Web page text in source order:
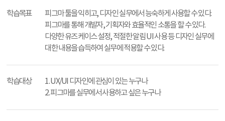
학습목표
피그마 툴을 익히고, 디자인 실무에서 능숙하게 사용할 수 있다.
피그마를 통해 개발자, 기획자와 효율적인 소통을 할 수 있다.
다양한 유즈 케이스 설정, 적절한 알림 UI 사용 등 디자인 실무에
대한 내용을 습득하여 실무에 적용할 수 있다.
학습대상
1. UX/UI 디자인에 관심이 있는 누구나
2. 피그마를 실무에서 사용하고 싶은 누구나